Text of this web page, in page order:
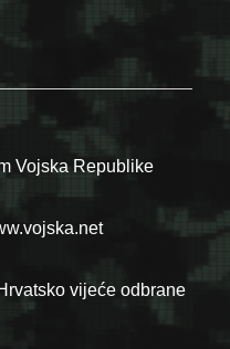
Vojska Republike
vijeće odbrane